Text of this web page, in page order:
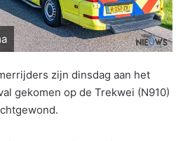
zijn dinsdag aan het
gekomen op de Trekwei (N910)